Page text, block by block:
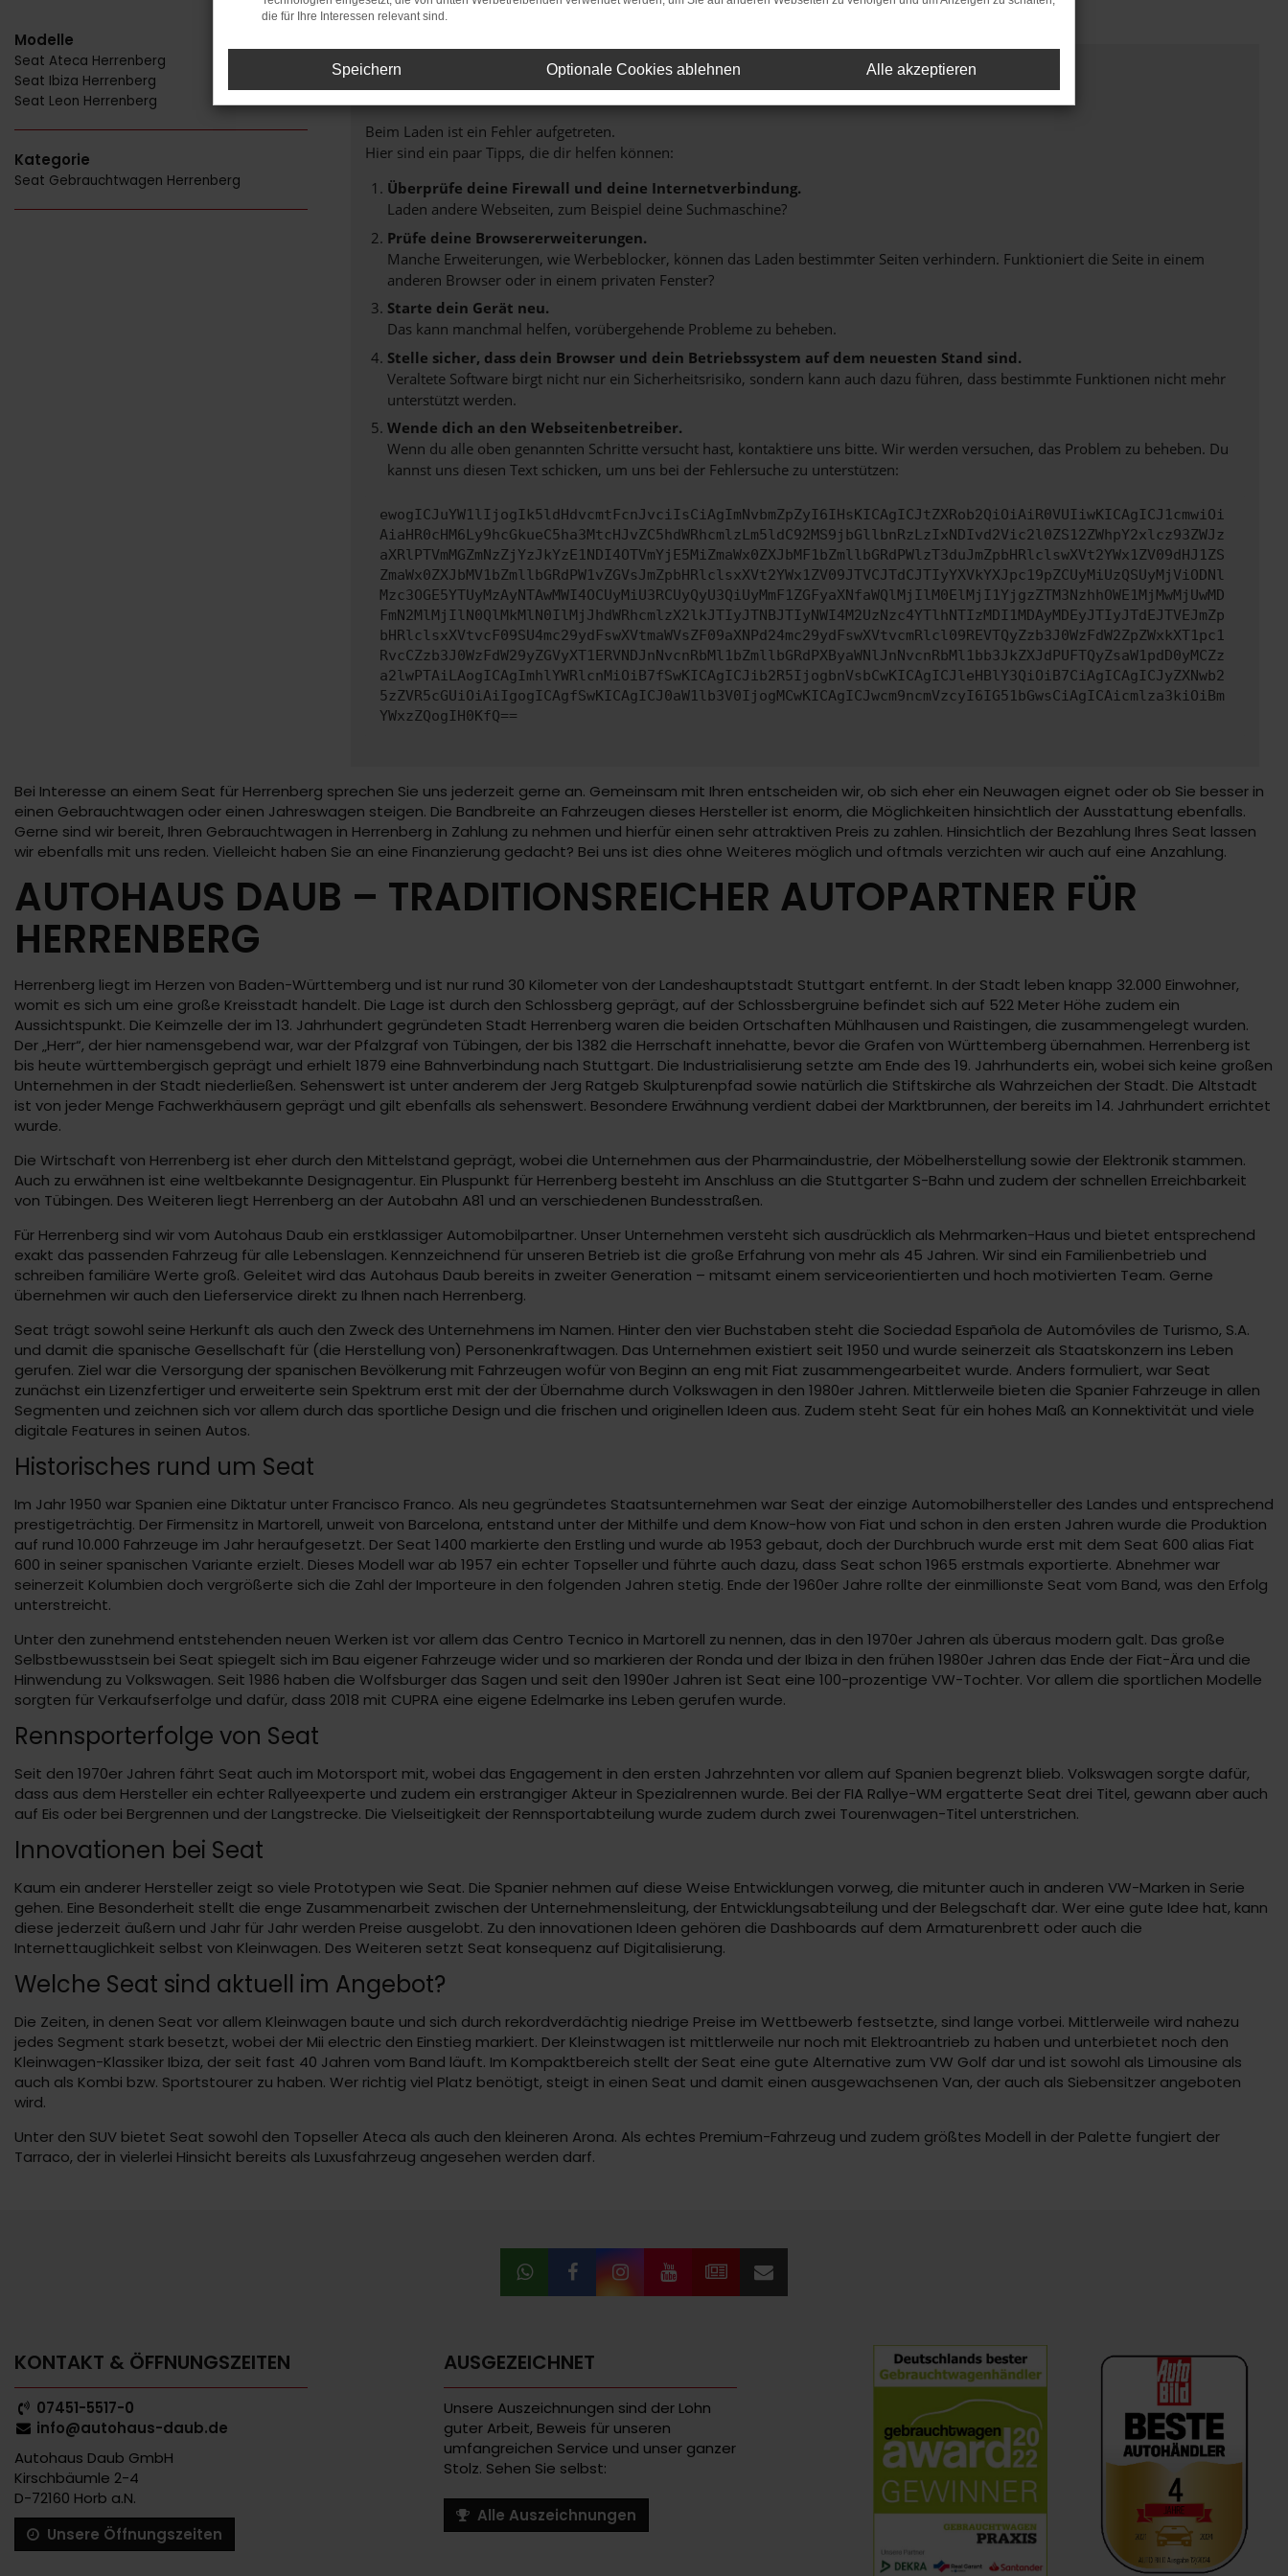
Modelle
Seat Ateca Herrenberg
Seat Ibiza Herrenberg
Seat Leon Herrenberg
Kategorie
Seat Gebrauchtwagen Herrenberg
FEHLER: NETWORK ERROR
Beim Laden ist ein Fehler aufgetreten.
Hier sind ein paar Tipps, die dir helfen können:
Überprüfe deine Firewall und deine Internetverbindung.
Laden andere Webseiten, zum Beispiel deine Suchmaschine?
Prüfe deine Browsererweiterungen.
Manche Erweiterungen, wie Werbeblocker, können das Laden bestimmter Seiten verhindern. Funktioniert die Seite in einem
anderen Browser oder in einem privaten Fenster?
Starte dein Gerät neu.
Das kann manchmal helfen, vorübergehende Probleme zu beheben.
Stelle sicher, dass dein Browser und dein Betriebssystem auf dem neuesten Stand sind.
Veraltete Software birgt nicht nur ein Sicherheitsrisiko, sondern kann auch dazu führen, dass bestimmte Funktionen nicht mehr
unterstützt werden.
Wende dich an den Webseitenbetreiber.
Wenn du alle oben genannten Schritte versucht hast, kontaktiere uns bitte. Wir werden versuchen, das Problem zu beheben. Du
kannst uns diesen Text schicken, um uns bei der Fehlersuche zu unterstützen:
ewogICJuYW1lIjogIk5ldHdvcmtFcnJvciIsCiAgImNvbmZpZyI6IHsKICAgICJtZXRob2QiOiAiR0VUIiwKICAgICJ1cmwiOi
AiaHR0cHM6Ly9hcGkueC5ha3MtcHJvZC5hdWRhcmlzLm5ldC92MS9jbGllbnRzLzIxNDIvd2Vic2l0ZS12ZWhpY2xlcz93ZWJz
aXRlPTVmMGZmNzZjYzJkYzE1NDI4OTVmYjE5MiZmaWx0ZXJbMF1bZmllbGRdPWlzT3duJmZpbHRlclswXVt2YWx1ZV09dHJ1ZS
ZmaWx0ZXJbMV1bZmllbGRdPW1vZGVsJmZpbHRlclsxXVt2YWx1ZV09JTVCJTdCJTIyYXVkYXJpc19pZCUyMiUzQSUyMjViODNl
Mzc3OGE5YTUyMzAyNTAwMWI4OCUyMiU3RCUyQyU3QiUyMmF1ZGFyaXNfaWQlMjIlM0ElMjI1YjgzZTM3NzhhOWE1MjMwMjUwMD
FmN2MlMjIlN0QlMkMlN0IlMjJhdWRhcmlzX2lkJTIyJTNBJTIyNWI4M2UzNzc4YTlhNTIzMDI1MDAyMDEyJTIyJTdEJTVEJmZp
bHRlclsxXVtvcF09SU4mc29ydFswXVtmaWVsZF09aXNPd24mc29ydFswXVtvcmRlcl09REVTQyZzb3J0WzFdW2ZpZWxkXT1pc1
RvcCZzb3J0WzFdW29yZGVyXT1ERVNDJnNvcnRbMl1bZmllbGRdPXByaWNlJnNvcnRbMl1bb3JkZXJdPUFTQyZsaW1pdD0yMCZz
a2lwPTAiLAogICAgImhlYWRlcnMiOiB7fSwKICAgICJib2R5IjogbnVsbCwKICAgICJleHBlY3QiOiB7CiAgICAgICJyZXNwb2
5zZVR5cGUiOiAiIgogICAgfSwKICAgICJ0aW1lb3V0IjogMCwKICAgICJwcm9ncmVzcyI6IG51bGwsCiAgICAicmlza3kiOiBm
YWxzZQogIH0KfQ==
Bei Interesse an einem Seat für Herrenberg sprechen Sie uns jederzeit gerne an. Gemeinsam mit Ihren entscheiden wir, ob sich eher ein Neuwagen eignet oder ob Sie besser in
einen Gebrauchtwagen oder einen Jahreswagen steigen. Die Bandbreite an Fahrzeugen dieses Hersteller ist enorm, die Möglichkeiten hinsichtlich der Ausstattung ebenfalls.
Gerne sind wir bereit, Ihren Gebrauchtwagen in Herrenberg in Zahlung zu nehmen und hierfür einen sehr attraktiven Preis zu zahlen. Hinsichtlich der Bezahlung Ihres Seat lassen
wir ebenfalls mit uns reden. Vielleicht haben Sie an eine Finanzierung gedacht? Bei uns ist dies ohne Weiteres möglich und oftmals verzichten wir auch auf eine Anzahlung.
AUTOHAUS DAUB – TRADITIONSREICHER AUTOPARTNER FÜR
HERRENBERG
Herrenberg liegt im Herzen von Baden-Württemberg und ist nur rund 30 Kilometer von der Landeshauptstadt Stuttgart entfernt. In der Stadt leben knapp 32.000 Einwohner,
womit es sich um eine große Kreisstadt handelt. Die Lage ist durch den Schlossberg geprägt, auf der Schlossbergruine befindet sich auf 522 Meter Höhe zudem ein
Aussichtspunkt. Die Keimzelle der im 13. Jahrhundert gegründeten Stadt Herrenberg waren die beiden Ortschaften Mühlhausen und Raistingen, die zusammengelegt wurden.
Der „Herr“, der hier namensgebend war, war der Pfalzgraf von Tübingen, der bis 1382 die Herrschaft innehatte, bevor die Grafen von Württemberg übernahmen. Herrenberg ist
bis heute württembergisch geprägt und erhielt 1879 eine Bahnverbindung nach Stuttgart. Die Industrialisierung setzte am Ende des 19. Jahrhunderts ein, wobei sich keine großen
Unternehmen in der Stadt niederließen. Sehenswert ist unter anderem der Jerg Ratgeb Skulpturenpfad sowie natürlich die Stiftskirche als Wahrzeichen der Stadt. Die Altstadt
ist von jeder Menge Fachwerkhäusern geprägt und gilt ebenfalls als sehenswert. Besondere Erwähnung verdient dabei der Marktbrunnen, der bereits im 14. Jahrhundert errichtet
wurde.
Die Wirtschaft von Herrenberg ist eher durch den Mittelstand geprägt, wobei die Unternehmen aus der Pharmaindustrie, der Möbelherstellung sowie der Elektronik stammen.
Auch zu erwähnen ist eine weltbekannte Designagentur. Ein Pluspunkt für Herrenberg besteht im Anschluss an die Stuttgarter S-Bahn und zudem der schnellen Erreichbarkeit
von Tübingen. Des Weiteren liegt Herrenberg an der Autobahn A81 und an verschiedenen Bundesstraßen.
Für Herrenberg sind wir vom Autohaus Daub ein erstklassiger Automobilpartner. Unser Unternehmen versteht sich ausdrücklich als Mehrmarken-Haus und bietet entsprechend
exakt das passenden Fahrzeug für alle Lebenslagen. Kennzeichnend für unseren Betrieb ist die große Erfahrung von mehr als 45 Jahren. Wir sind ein Familienbetrieb und
schreiben familiäre Werte groß. Geleitet wird das Autohaus Daub bereits in zweiter Generation – mitsamt einem serviceorientierten und hoch motivierten Team. Gerne
übernehmen wir auch den Lieferservice direkt zu Ihnen nach Herrenberg.
Seat trägt sowohl seine Herkunft als auch den Zweck des Unternehmens im Namen. Hinter den vier Buchstaben steht die Sociedad Española de Automóviles de Turismo, S.A.
und damit die spanische Gesellschaft für (die Herstellung von) Personenkraftwagen. Das Unternehmen existiert seit 1950 und wurde seinerzeit als Staatskonzern ins Leben
gerufen. Ziel war die Versorgung der spanischen Bevölkerung mit Fahrzeugen wofür von Beginn an eng mit Fiat zusammengearbeitet wurde. Anders formuliert, war Seat
zunächst ein Lizenzfertiger und erweiterte sein Spektrum erst mit der der Übernahme durch Volkswagen in den 1980er Jahren. Mittlerweile bieten die Spanier Fahrzeuge in allen
Segmenten und zeichnen sich vor allem durch das sportliche Design und die frischen und originellen Ideen aus. Zudem steht Seat für ein hohes Maß an Konnektivität und viele
digitale Features in seinen Autos.
Historisches rund um Seat
Im Jahr 1950 war Spanien eine Diktatur unter Francisco Franco. Als neu gegründetes Staatsunternehmen war Seat der einzige Automobilhersteller des Landes und entsprechend
prestigeträchtig. Der Firmensitz in Martorell, unweit von Barcelona, entstand unter der Mithilfe und dem Know-how von Fiat und schon in den ersten Jahren wurde die Produktion
auf rund 10.000 Fahrzeuge im Jahr heraufgesetzt. Der Seat 1400 markierte den Erstling und wurde ab 1953 gebaut, doch der Durchbruch wurde erst mit dem Seat 600 alias Fiat
600 in seiner spanischen Variante erzielt. Dieses Modell war ab 1957 ein echter Topseller und führte auch dazu, dass Seat schon 1965 erstmals exportierte. Abnehmer war
seinerzeit Kolumbien doch vergrößerte sich die Zahl der Importeure in den folgenden Jahren stetig. Ende der 1960er Jahre rollte der einmillionste Seat vom Band, was den Erfolg
unterstreicht.
Unter den zunehmend entstehenden neuen Werken ist vor allem das Centro Tecnico in Martorell zu nennen, das in den 1970er Jahren als überaus modern galt. Das große
Selbstbewusstsein bei Seat spiegelt sich im Bau eigener Fahrzeuge wider und so markieren der Ronda und der Ibiza in den frühen 1980er Jahren das Ende der Fiat-Ära und die
Hinwendung zu Volkswagen. Seit 1986 haben die Wolfsburger das Sagen und seit den 1990er Jahren ist Seat eine 100-prozentige VW-Tochter. Vor allem die sportlichen Modelle
sorgten für Verkaufserfolge und dafür, dass 2018 mit CUPRA eine eigene Edelmarke ins Leben gerufen wurde.
Rennsporterfolge von Seat
Seit den 1970er Jahren fährt Seat auch im Motorsport mit, wobei das Engagement in den ersten Jahrzehnten vor allem auf Spanien begrenzt blieb. Volkswagen sorgte dafür,
dass aus dem Hersteller ein echter Rallyeexperte und zudem ein erstrangiger Akteur in Spezialrennen wurde. Bei der FIA Rallye-WM ergatterte Seat drei Titel, gewann aber auch
auf Eis oder bei Bergrennen und der Langstrecke. Die Vielseitigkeit der Rennsportabteilung wurde zudem durch zwei Tourenwagen-Titel unterstrichen.
Innovationen bei Seat
Kaum ein anderer Hersteller zeigt so viele Prototypen wie Seat. Die Spanier nehmen auf diese Weise Entwicklungen vorweg, die mitunter auch in anderen VW-Marken in Serie
gehen. Eine Besonderheit stellt die enge Zusammenarbeit zwischen der Unternehmensleitung, der Entwicklungsabteilung und der Belegschaft dar. Wer eine gute Idee hat, kann
diese jederzeit äußern und Jahr für Jahr werden Preise ausgelobt. Zu den innovationen Ideen gehören die Dashboards auf dem Armaturenbrett oder auch die
Internettauglichkeit selbst von Kleinwagen. Des Weiteren setzt Seat konsequenz auf Digitalisierung.
Welche Seat sind aktuell im Angebot?
Die Zeiten, in denen Seat vor allem Kleinwagen baute und sich durch rekordverdächtig niedrige Preise im Wettbewerb festsetzte, sind lange vorbei. Mittlerweile wird nahezu
jedes Segment stark besetzt, wobei der Mii electric den Einstieg markiert. Der Kleinstwagen ist mittlerweile nur noch mit Elektroantrieb zu haben und unterbietet noch den
Kleinwagen-Klassiker Ibiza, der seit fast 40 Jahren vom Band läuft. Im Kompaktbereich stellt der Seat eine gute Alternative zum VW Golf dar und ist sowohl als Limousine als
auch als Kombi bzw. Sportstourer zu haben. Wer richtig viel Platz benötigt, steigt in einen Seat und damit einen ausgewachsenen Van, der auch als Siebensitzer angeboten
wird.
Unter den SUV bietet Seat sowohl den Topseller Ateca als auch den kleineren Arona. Als echtes Premium-Fahrzeug und zudem größtes Modell in der Palette fungiert der
Tarraco, der in vielerlei Hinsicht bereits als Luxusfahrzeug angesehen werden darf.
KONTAKT & ÖFFNUNGSZEITEN
07451-5517-0
info@autohaus-daub.de
Autohaus Daub GmbH
Kirschbäumle 2-4
D-72160 Horb a.N.
Unsere Öffnungszeiten
AUSGEZEICHNET
Unsere Auszeichnungen sind der Lohn
guter Arbeit, Beweis für unseren
umfangreichen Service und unser ganzer
Stolz. Sehen Sie selbst:
Alle Auszeichnungen
die für Ihre Interessen relevant sind.
Speichern Optionale Cookies ablehnen Alle akzeptieren